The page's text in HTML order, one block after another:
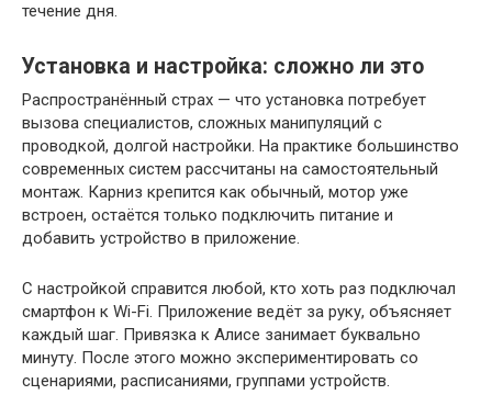
течение дня.
Установка и настройка: сложно ли это
Распространённый страх — что установка потребует
вызова специалистов, сложных манипуляций с
проводкой, долгой настройки. На практике большинство
современных систем рассчитаны на самостоятельный
монтаж. Карниз крепится как обычный, мотор уже
встроен, остаётся только подключить питание и
добавить устройство в приложение.
С настройкой справится любой, кто хоть раз подключал
смартфон к Wi-Fi. Приложение ведёт за руку, объясняет
каждый шаг. Привязка к Алисе занимает буквально
минуту. После этого можно экспериментировать со
сценариями, расписаниями, группами устройств.